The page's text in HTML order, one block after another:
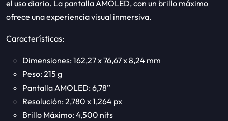
el uso diario. La pantalla AMOLED, con un brillo máximo
ofrece una experiencia visual inmersiva.
Características:
Dimensiones: 162,27 x 76,67 x 8,24 mm
Peso: 215 g
Pantalla AMOLED: 6,78”
Resolución: 2,780 x 1,264 px
Brillo Máximo: 4,500 nits